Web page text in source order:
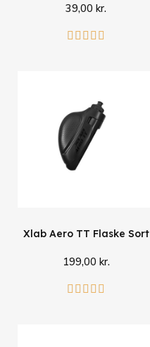
39,00 kr.
    
Xlab Aero TT Flaske Sort
199,00 kr.
    